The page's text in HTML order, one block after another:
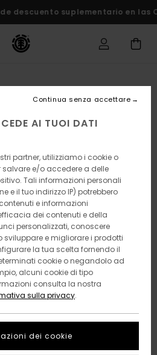
descuento suplementario en las
AI TUOI DATI
partner, utilizziamo i cookie o
e/o accedere a delle
Tali informazioni personali
e il tuo indirizzo IP) potrebbero
e informazioni
dei contenuti e della
personalizzati, conoscere
e migliorare i prodotti
la tua scelta fornendo il
cookie o negandolo ad
alcuni cookie di tipo
consulta la nostra
sulla privacy.
dei cookie
Continua senza accettare